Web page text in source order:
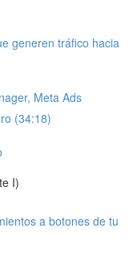
generen tráfico hacia
Meta Ads
(34:18)
I)
a botones de tu